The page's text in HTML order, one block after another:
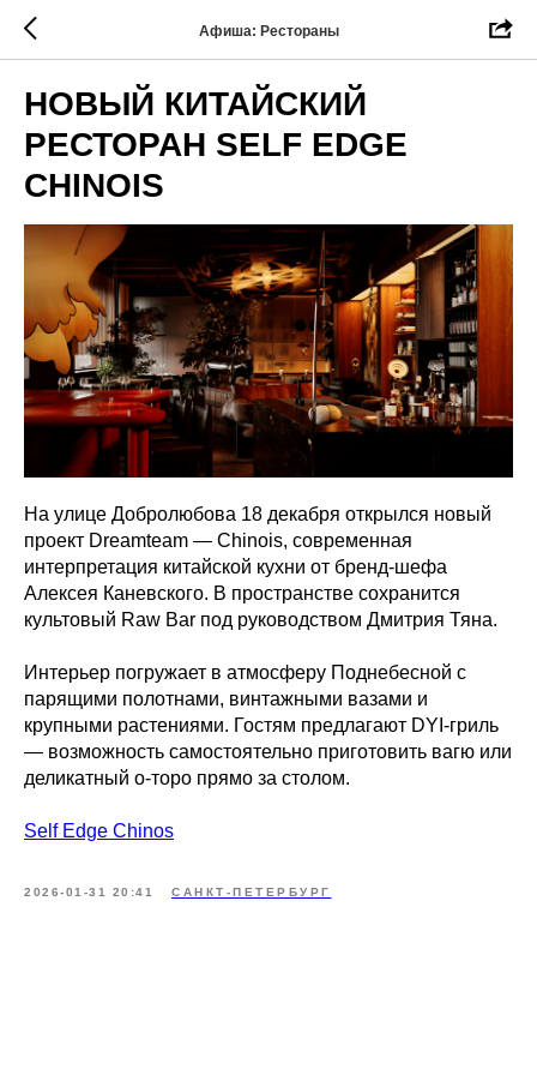
Афиша: Рестораны
НОВЫЙ КИТАЙСКИЙ
РЕСТОРАН SELF EDGE
CHINOIS
На улице Добролюбова 18 декабря открылся новый
проект Dreamteam — Chinois, современная
интерпретация китайской кухни от бренд-шефа
Алексея Каневского. В пространстве сохранится
культовый Raw Bar под руководством Дмитрия Тяна.
Интерьер погружает в атмосферу Поднебесной с
парящими полотнами, винтажными вазами и
крупными растениями. Гостям предлагают DYI-гриль
— возможность самостоятельно приготовить вагю или
деликатный о-торо прямо за столом.
Self Edge Chinos
2026-01-31 20:41 САНКТ-ПЕТЕРБУРГ